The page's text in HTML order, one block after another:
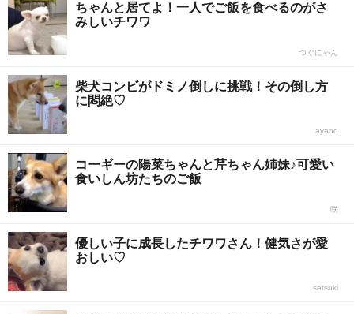
ちゃんと居てよ！一人でご飯を食べるのがさ
みしいチワワ
つぐにゃん
柴犬コンビがドミノ倒しに挑戦！その倒し方
に悶絶♡
ayano
コーギーの陽菜ちゃんと芹ちゃん姉妹♪可愛い
食いしん坊たちのご飯
咲
優しい子に成長したチワワさん！健気さが愛
おしい♡
satsuki